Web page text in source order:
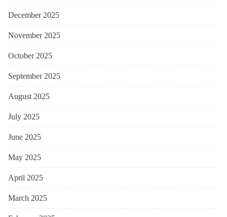
December 2025
November 2025
October 2025
September 2025
August 2025
July 2025
June 2025
May 2025
April 2025
March 2025